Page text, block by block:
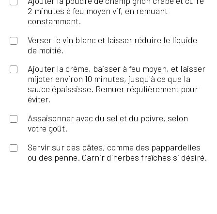
2 minutes à feu moyen vif, en remuant
constamment.
Verser le vin blanc et laisser réduire le liquide
de moitié.
Ajouter la crème, baisser à feu moyen, et laisser
mijoter environ 10 minutes, jusqu'à ce que la
sauce épaississe. Remuer régulièrement pour
éviter.
Assaisonner avec du sel et du poivre, selon
votre goût.
Servir sur des pâtes, comme des pappardelles
ou des penne. Garnir d'herbes fraîches si désiré.